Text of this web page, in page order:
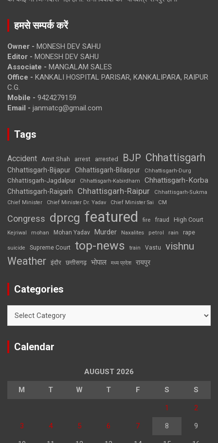
हमसे सम्पर्क करें
Owner - MONESH DEV SAHU
Editor - MONESH DEV SAHU
Associate - MANGALAM SALES
Office - KANKALI HOSPITAL PARISAR, KANKALIPARA, RAIPUR
C.G.
Mobile - 9424279159
Email - janmatcg@gmail.com
Tags
Accident Amit Shah arrest arrested BJP Chhattisgarh
Chhattisgarh-Bijapur Chhattisgarh-Bilaspur Chhattisgarh-Durg
Chhattisgarh-Jagdalpur Chhattisgarh-Kabirdham Chhattisgarh-Korba
Chhattisgarh-Raigarh Chhattisgarh-Raipur
Chhattisgarh-Sukma
Chief Minister
Chief Minister Dr. Yadav Chief Minister Sai CM
Congress dprcg featured fire fraud High Court
Kejriwal mohan Mohan Yadav Murder Naxalites petrol rain rape
suicide Supreme Court top-news train Vastu vishnu
Weather इंदौर छत्तीसगढ़ भोपाल मध्य प्रदेश रायपुर
Categories
Calendar
AUGUST 2026
M T W T F S S
1 2
3 4 5 6 7 8 9